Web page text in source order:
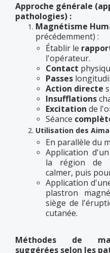
Approche générale
pathologies) :
Magnétisme
précédemment) :
Établir le
l'opérateur.
Contact
Passes
Action directe
Insufflations
Excitation de
Séance
Utilisation des
En parallèle du
Application
la région de
calmer, puis
Application
plastron
siège de
cutanée.
Méthodes de
suggérées selon les